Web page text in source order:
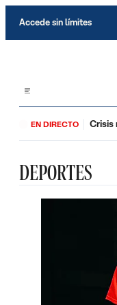
Accede sin límites
EN DIRECTO Crisis
DEPORTES